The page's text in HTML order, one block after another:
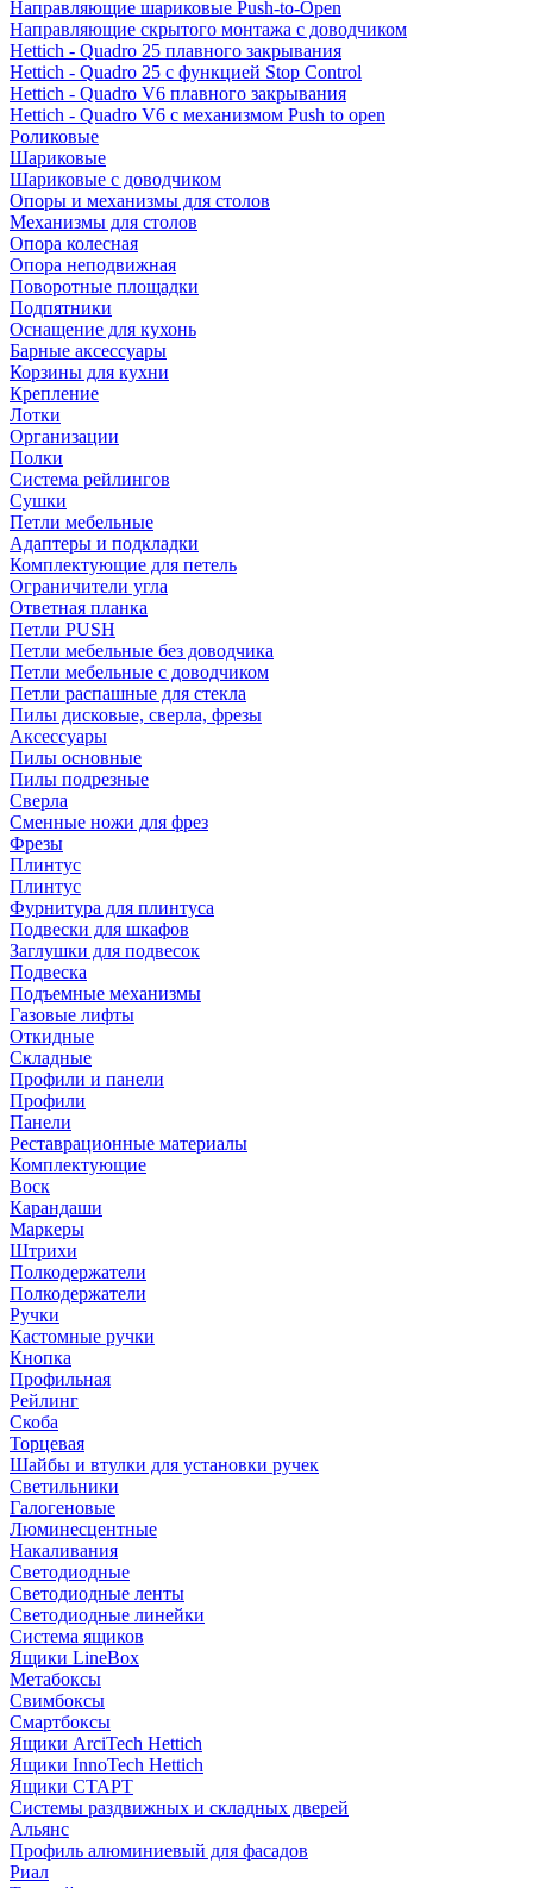
Направляющие шариковые Push-to-Open
Направляющие скрытого монтажа с доводчиком
Hettich - Quadro 25 плавного закрывания
Hettich - Quadro 25 с функцией Stop Control
Hettich - Quadro V6 плавного закрывания
Hettich - Quadro V6 с механизмом Push to open
Роликовые
Шариковые
Шариковые с доводчиком
Опоры и механизмы для столов
Механизмы для столов
Опора колесная
Опора неподвижная
Поворотные площадки
Подпятники
Оснащение для кухонь
Барные аксессуары
Корзины для кухни
Крепление
Лотки
Организации
Полки
Система рейлингов
Сушки
Петли мебельные
Адаптеры и подкладки
Комплектующие для петель
Ограничители угла
Ответная планка
Петли PUSH
Петли мебельные без доводчика
Петли мебельные с доводчиком
Петли распашные для стекла
Пилы дисковые, сверла, фрезы
Аксессуары
Пилы основные
Пилы подрезные
Сверла
Сменные ножи для фрез
Фрезы
Плинтус
Плинтус
Фурнитура для плинтуса
Подвески для шкафов
Заглушки для подвесок
Подвеска
Подъемные механизмы
Газовые лифты
Откидные
Складные
Профили и панели
Профили
Панели
Реставрационные материалы
Комплектующие
Воск
Карандаши
Маркеры
Штрихи
Полкодержатели
Полкодержатели
Ручки
Кастомные ручки
Кнопка
Профильная
Рейлинг
Скоба
Торцевая
Шайбы и втулки для установки ручек
Светильники
Галогеновые
Люминесцентные
Накаливания
Светодиодные
Светодиодные ленты
Светодиодные линейки
Система ящиков
Ящики LineBox
Метабоксы
Свимбоксы
Смартбоксы
Ящики ArciTech Hettich
Ящики InnoTech Hettich
Ящики СТАРТ
Системы раздвижных и складных дверей
Альянс
Профиль алюминиевый для фасадов
Риал